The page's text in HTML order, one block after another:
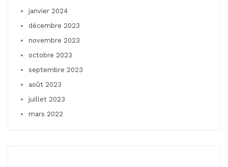
janvier 2024
décembre 2023
novembre 2023
octobre 2023
septembre 2023
août 2023
juillet 2023
mars 2022